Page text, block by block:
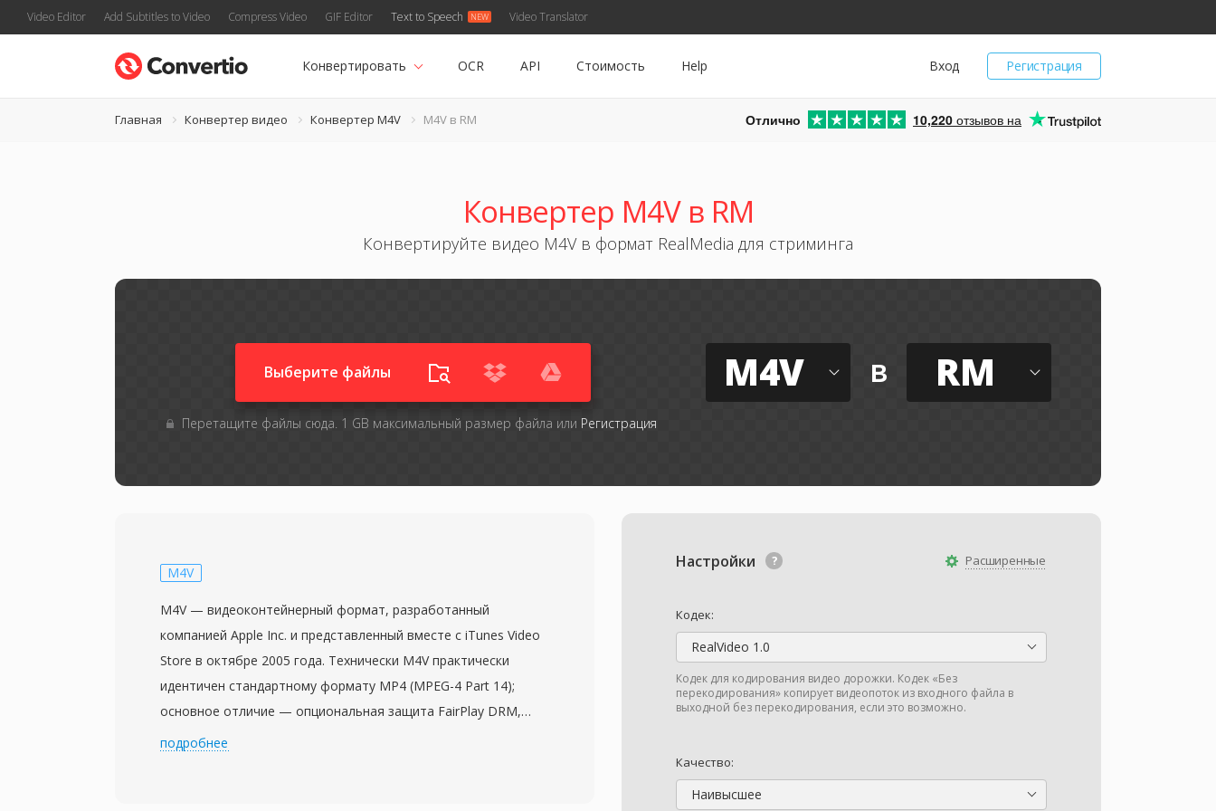
Video Editor Add Subtitles to Video Compress Video GIF Editor Text to Speech Video Translator
Регистрация
Вход
Конвертировать OCR API Стоимость Help
Главная Конвертер видео Конвертер M4V M4V в RM Отлично 10,220 отзывов на
Конвертер M4V в RM
Конвертируйте видео M4V в формат RealMedia для стриминга
Выберите файлы
Перетащите файлы сюда. 1 GB максимальный размер файла или Регистрация
M4V в RM
Расширенные
Настройки
Кодек:
RealVideo 1.0
Кодек для кодирования видео дорожки. Кодек «Без
перекодирования» копирует видеопоток из входного файла в
выходной без перекодирования, если это возможно.
Качество:
Наивысшее
M4V
M4V — видеоконтейнерный формат, разработанный
компанией Apple Inc. и представленный вместе с iTunes Video
Store в октябре 2005 года. Технически M4V практически
идентичен стандартному формату MP4 (MPEG-4 Part 14);
основное отличие — опциональная защита FairPlay DRM,
применяемая к приобретённому контенту из iTunes Store.
подробнее